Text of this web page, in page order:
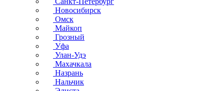
Новосибирск
Омск
Майкоп
Грозный
Уфа
Улан-Удэ
Махачкала
Назрань
Нальчик